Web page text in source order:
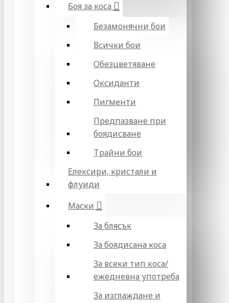
Боя за коса
Безамонячни бои
Всички бои
Обезцветяване
Оксиданти
Пигменти
Предпазване при
боядисване
Трайни бои
Елексири, кристали и
флуиди
Маски
За блясък
За боядисана коса
За всеки тип коса/
ежедневна употреба
За изглаждане и